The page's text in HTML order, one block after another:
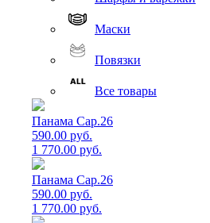
Маски
Повязки
Все товары
Панама Cap.26
590.00 руб.
1 770.00 руб.
Панама Cap.26
590.00 руб.
1 770.00 руб.